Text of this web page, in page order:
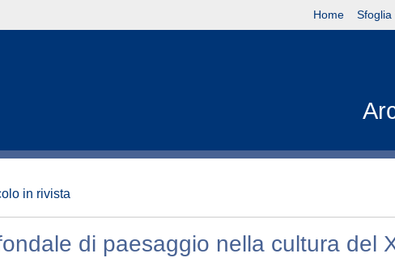
Home Sfoglia
in rivista
di paesaggio nella cultura del